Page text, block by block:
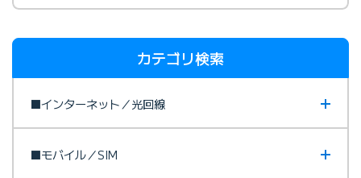
カテゴリ検索
■インターネット／光回線
■モバイル／SIM